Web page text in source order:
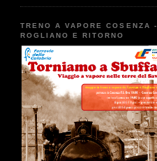
TRENO A VAPORE COSENZA -
ROGLIANO E RITORNO